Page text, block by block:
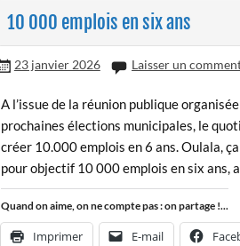
10 000 emplois en six ans
23 janvier 2026 Laisser un
A l’issue de la réunion publique
prochaines élections municipales, le
créer 10.000 emplois en 6 ans. Oulala,
pour objectif 10 000 emplois en six ans,
Quand on aime, on ne compte pas : on partage !...
Imprimer E-mail